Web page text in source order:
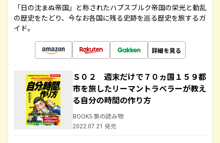
「日の沈まぬ帝国」と称されたハプスブルク帝国の栄光と動乱
の歴史をたどり、今なお各国に残る史跡を巡る歴史を旅するガ
イド。
詳細を見る
Ｓ０２ 週末だけで７０ヵ国１５９都
市を旅したリーマントラベラーが教え
る自分の時間の作り方
BOOKS 旅の読み物
2022.07.21 発売